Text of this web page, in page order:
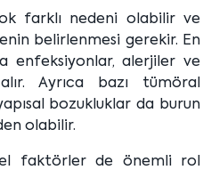
farklı nedeni olabilir ve
belirlenmesi gerekir. En
enfeksiyonlar, alerjiler ve
Ayrıca bazı tümöral
bozukluklar da burun
olabilir.
faktörler de önemli rol